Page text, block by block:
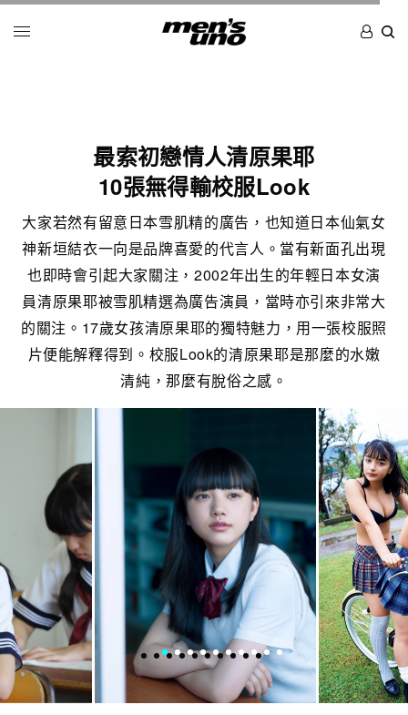
最索初戀情人清原果耶
10張無得輸校服Look
大家若然有留意日本雪肌精的廣告，也知道日本仙氣女
神新垣結衣一向是品牌喜愛的代言人。當有新面孔出現
也即時會引起大家關注，2002年出生的年輕日本女演
員清原果耶被雪肌精選為廣告演員，當時亦引來非常大
的關注。17歲女孩清原果耶的獨特魅力，用一張校服照
片便能解釋得到。校服Look的清原果耶是那麼的水嫩
清純，那麼有脫俗之感。